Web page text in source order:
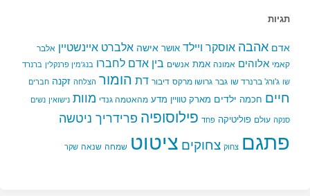
תגיות
אדם אהבה אוסקר ויילד אושר אישה אלברט איינשטיין אלבר
קאמי אלוהים אמונה אמת אנשים בין אדם לחברו בנג'מין פרנקלין ברנרד
שו ג'ורג' ברנרד שו גבר גרושו מרקס דיבור דת הומור הצלחה זקנה חברים
חיים חכמה ילדים מארק טוויין מדע מהאטמה גנדי מוות נישואין נשים
סנקה עולם פוליטיקה פחד פילוסופיה פרידריך ניטשה
פתגם צחוק צחוקים ציטוט שמחה שנאה שקר